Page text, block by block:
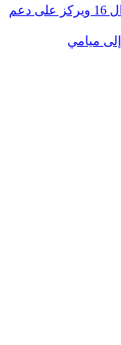
آرت دبي يختتم دورته ال 16 ويركز على دعم
إلى ميامي